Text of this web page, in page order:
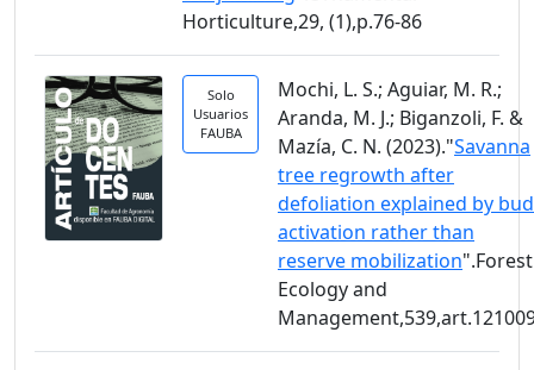
Horticulture,29, (1),p.76-86
Solo
Usuarios
FAUBA
Mochi, L. S.; Aguiar, M. R.;
Aranda, M. J.; Biganzoli, F. &
Mazía, C. N. (2023)."Savanna
tree regrowth after
defoliation explained by bud
activation rather than
reserve mobilization".Forest
Ecology and